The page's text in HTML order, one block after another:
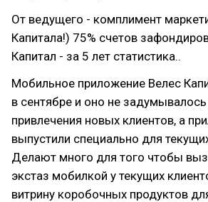
От ведущего - комплимент
Капитала!) 75% счетов
Капитал - за 5 лет статистика..
Мобильное приложение Велес
в сентябре и оно не
привлечения новых клиентов, а
выпустили специально для
Делают много для того чтобы
экстаз мобилкой у текущих
витрину коробочных продуктов